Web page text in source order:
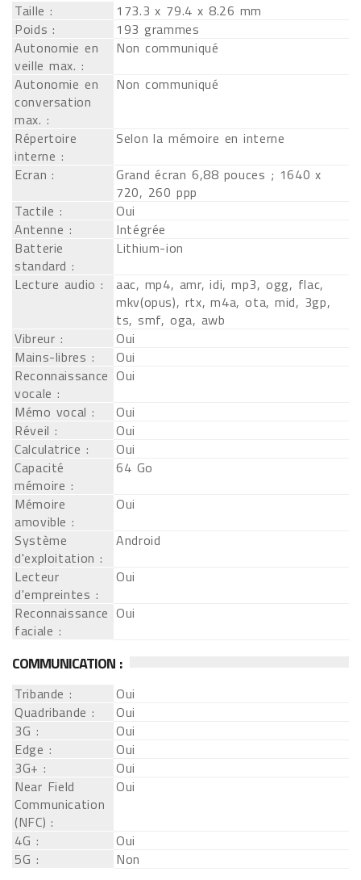
Taille :
173.3 x 79.4 x 8.26 mm
Poids :
193 grammes
Autonomie en
veille max. :
Non communiqué
Autonomie en
conversation
max. :
Non communiqué
Répertoire
interne :
Selon la mémoire en interne
Ecran :
Grand écran 6,88 pouces ; 1640 x
720, 260 ppp
Tactile :
Oui
Antenne :
Intégrée
Batterie
standard :
Lithium-ion
Lecture audio :
aac, mp4, amr, idi, mp3, ogg, flac,
mkv(opus), rtx, m4a, ota, mid, 3gp,
ts, smf, oga, awb
Vibreur :
Oui
Mains-libres :
Oui
Reconnaissance
vocale :
Oui
Mémo vocal :
Oui
Réveil :
Oui
Calculatrice :
Oui
Capacité
mémoire :
64 Go
Mémoire
amovible :
Oui
Système
d'exploitation :
Android
Lecteur
d'empreintes :
Oui
Reconnaissance
faciale :
Oui
COMMUNICATION :
Tribande :
Oui
Quadribande :
Oui
3G :
Oui
Edge :
Oui
3G+ :
Oui
Near Field
Communication
(NFC) :
Oui
4G :
Oui
5G :
Non